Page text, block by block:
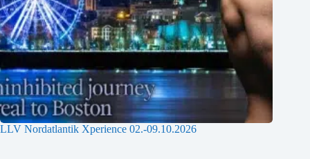
LLV Nordatlantik Xperience 02.-09.10.2026